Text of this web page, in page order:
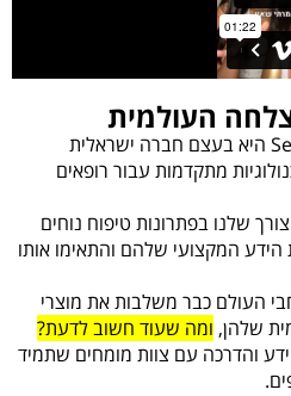
העולמית
מה שמעניין לדעת זה ש Sensica היא בעצם חברה ישראלית
מתקדמות עבור רופאים
שלנו בפתרונות טיפוח נוחים
המקצועי שלהם והתאימו אותו
העולם כבר משלבות את מוצרי
שלהן, ומה שעוד חשוב לדעת?
והדרכה עם צוות מומחים שתמיד